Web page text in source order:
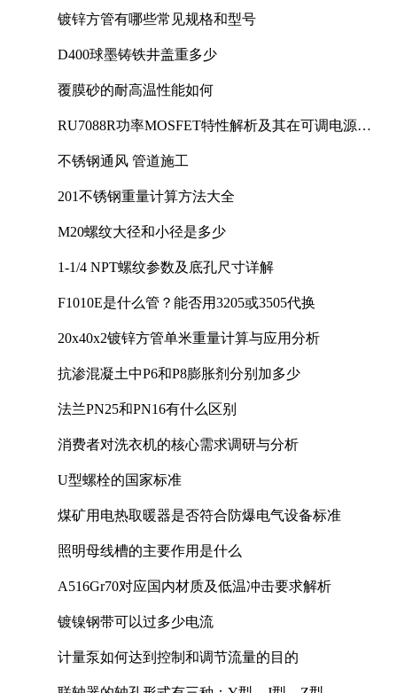
镀锌方管有哪些常见规格和型号
D400球墨铸铁井盖重多少
覆膜砂的耐高温性能如何
RU7088R功率MOSFET特性解析及其在可调电源设
不锈钢通风 管道施工
201不锈钢重量计算方法大全
M20螺纹大径和小径是多少
1-1/4 NPT螺纹参数及底孔尺寸详解
F1010E是什么管？能否用3205或3505代换
20x40x2镀锌方管单米重量计算与应用分析
抗渗混凝土中P6和P8膨胀剂分别加多少
法兰PN25和PN16有什么区别
消费者对洗衣机的核心需求调研与分析
U型螺栓的国家标准
煤矿用电热取暖器是否符合防爆电气设备标准
照明母线槽的主要作用是什么
A516Gr70对应国内材质及低温冲击要求解析
镀镍钢带可以过多少电流
计量泵如何达到控制和调节流量的目的